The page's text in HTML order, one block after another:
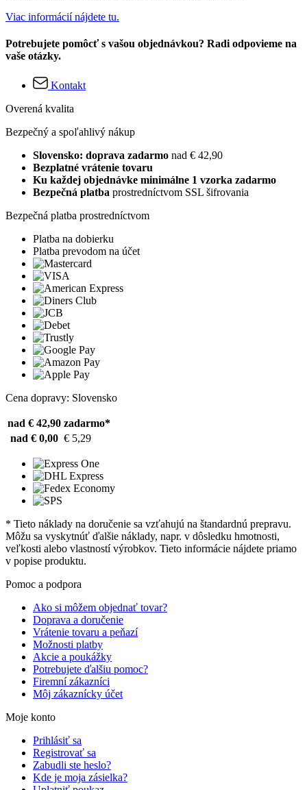
Viac informácií nájdete tu.
Potrebujete pomôcť s vašou objednávkou? Radi odpovieme na
vaše otázky.
Kontakt
Overená kvalita
Bezpečný a spoľahlivý nákup
Slovensko: doprava zadarmo nad € 42,90
Bezplatné vrátenie tovaru
Ku každej objednávke minimálne 1 vzorka zadarmo
Bezpečná platba prostredníctvom SSL šifrovania
Bezpečná platba prostredníctvom
Platba na dobierku
Platba prevodom na účet
Cena dopravy: Slovensko
nad € 42,90 zadarmo*
nad € 0,00 € 5,29
* Tieto náklady na doručenie sa vzťahujú na štandardnú prepravu.
Môžu sa vyskytnúť ďalšie náklady, napr. v dôsledku hmotnosti,
veľkosti alebo vlastností výrobkov. Tieto informácie nájdete priamo
v popise produktu.
Pomoc a podpora
Ako si môžem objednať tovar?
Doprava a doručenie
Vrátenie tovaru a peňazí
Možnosti platby
Akcie a poukážky
Potrebujete ďalšiu pomoc?
Firemní zákazníci
Môj zákaznícky účet
Moje konto
Prihlásiť sa
Registrovať sa
Zabudli ste heslo?
Kde je moja zásielka?